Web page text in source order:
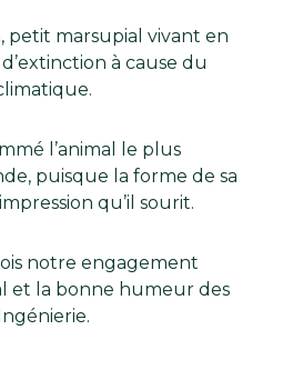
petit marsupial vivant en
à cause du
l’animal le plus
puisque la forme de sa
qu’il sourit.
notre engagement
et la bonne humeur des